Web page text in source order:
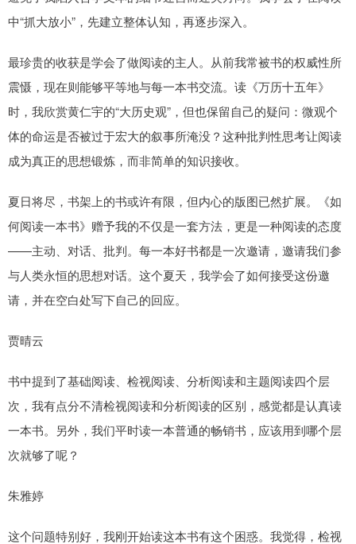
中“抓大放小”，先建立整体认知，再逐步深入。
最珍贵的收获是学会了做阅读的主人。从前我常被书的权威性所
震慑，现在则能够平等地与每一本书交流。读《万历十五年》
时，我欣赏黄仁宇的“大历史观”，但也保留自己的疑问：微观个
体的命运是否被过于宏大的叙事所淹没？这种批判性思考让阅读
成为真正的思想锻炼，而非简单的知识接收。
夏日将尽，书架上的书或许有限，但内心的版图已然扩展。《如
何阅读一本书》赠予我的不仅是一套方法，更是一种阅读的态度
——主动、对话、批判。每一本好书都是一次邀请，邀请我们参
与人类永恒的思想对话。这个夏天，我学会了如何接受这份邀
请，并在空白处写下自己的回应。
贾晴云
书中提到了基础阅读、检视阅读、分析阅读和主题阅读四个层
次，我有点分不清检视阅读和分析阅读的区别，感觉都是认真读
一本书。另外，我们平时读一本普通的畅销书，应该用到哪个层
次就够了呢？
朱雅婷
这个问题特别好，我刚开始读这本书有这个困惑。我觉得，检视